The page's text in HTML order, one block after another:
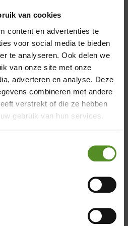
van cookies
content en advertenties te
voor social media te bieden
te analyseren. Ook delen we
van onze site met onze
adverteren en analyse. Deze
combineren met andere
verstrekt of die ze hebben
gebruik van hun services.
product
– 17:00